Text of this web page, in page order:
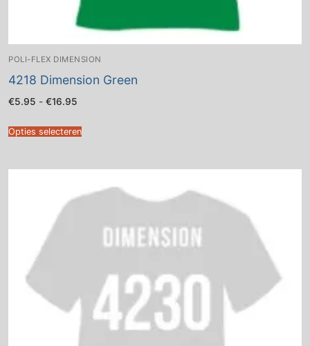
POLI-FLEX DIMENSION
4218 Dimension Green
€5.95 - €16.95
€16.95
Opties selecteren